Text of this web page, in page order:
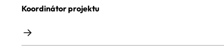
Koordinátor projektu